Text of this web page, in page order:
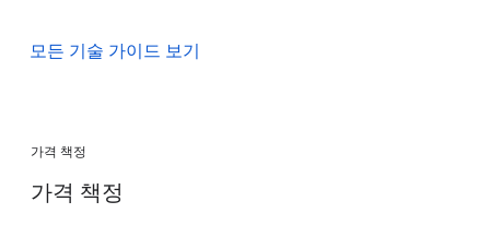
모든 기술 가이드 보기
가격 책정
가격 책정